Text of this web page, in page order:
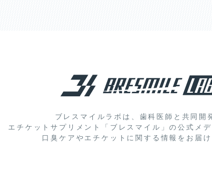
ブレスマイルラボは、歯科医師と共同開
エチケットサプリメント「ブレスマイル」の公式メ
口臭ケアやエチケットに関する情報をお届け